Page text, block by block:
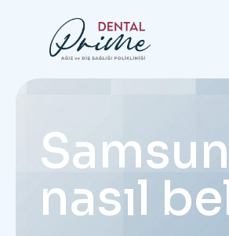
nasıl